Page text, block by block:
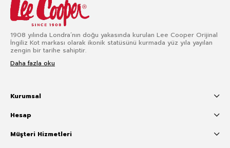
1908 yılında Londra’nın doğu yakasında kurulan Lee Cooper Orijinal
İngiliz Kot markası olarak ikonik statüsünü kurmada yüz yıla yayılan
zengin bir tarihe sahiptir.
Daha fazla oku
Kurumsal
Hesap
Müşteri Hizmetleri